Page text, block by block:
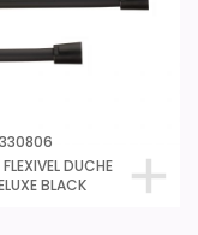
DUCHE
BLACK